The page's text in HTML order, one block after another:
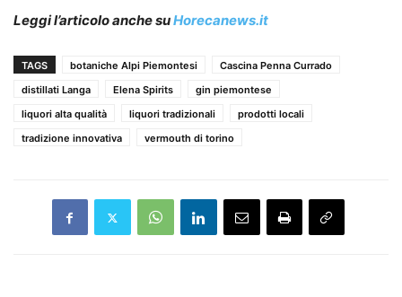
Leggi l’articolo anche suHorecanews.it
TAGS botaniche Alpi Piemontesi
Cascina Penna Currado
distillati Langa
Elena Spirits
gin piemontese
liquori alta qualità
liquori tradizionali
prodotti locali
tradizione innovativa
vermouth di torino